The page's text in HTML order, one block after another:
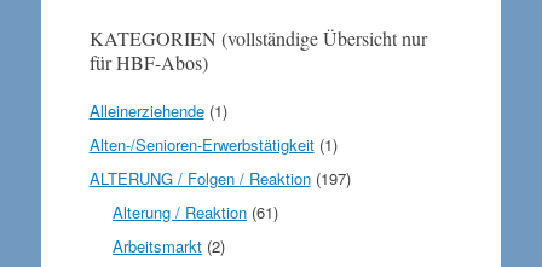
KATEGORIEN (vollständige Übersicht nur
für HBF-Abos)
Alleinerziehende(1)
Alten-/Senioren-Erwerbstätigkeit(1)
ALTERUNG / Folgen / Reaktion(197)
Alterung / Reaktion (61)
Arbeitsmarkt (2)